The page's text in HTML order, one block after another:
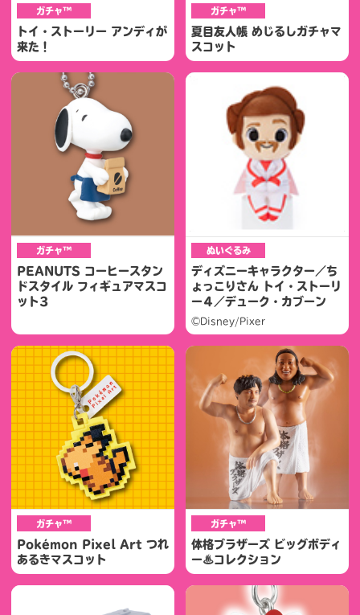
ガチャ™
トイ・ストーリー アンディが
来た！
ガチャ™
夏目友人帳 めじるしガチャマ
スコット
ガチャ™
PEANUTS コーヒースタン
ドスタイル フィギュアマスコ
ット3
ぬいぐるみ
ディズニーキャラクター／ち
ょっこりさん トイ・ストーリ
ー４／デューク・カブーン
©Disney/Pixer
ガチャ™
Pokémon Pixel Art つれ
あるきマスコット
ガチャ™
体格ブラザーズ ビッグボディ
ー♨コレクション